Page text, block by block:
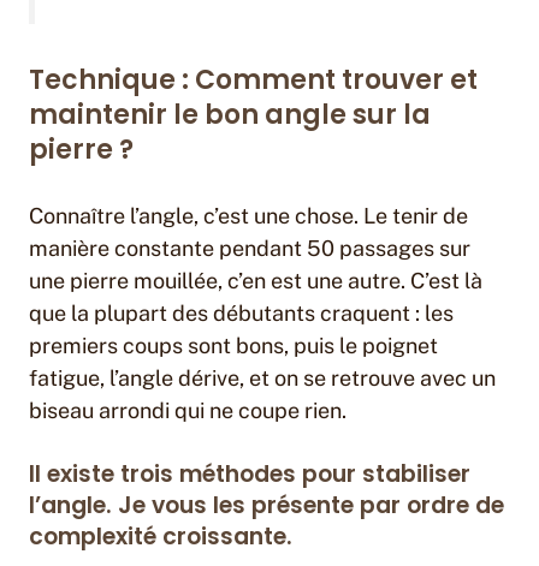
Technique : Comment trouver et
maintenir le bon angle sur la
pierre ?
Connaître l’angle, c’est une chose. Le tenir de
manière constante pendant 50 passages sur
une pierre mouillée, c’en est une autre. C’est là
que la plupart des débutants craquent : les
premiers coups sont bons, puis le poignet
fatigue, l’angle dérive, et on se retrouve avec un
biseau arrondi qui ne coupe rien.
Il existe trois méthodes pour stabiliser
l’angle. Je vous les présente par ordre de
complexité croissante.